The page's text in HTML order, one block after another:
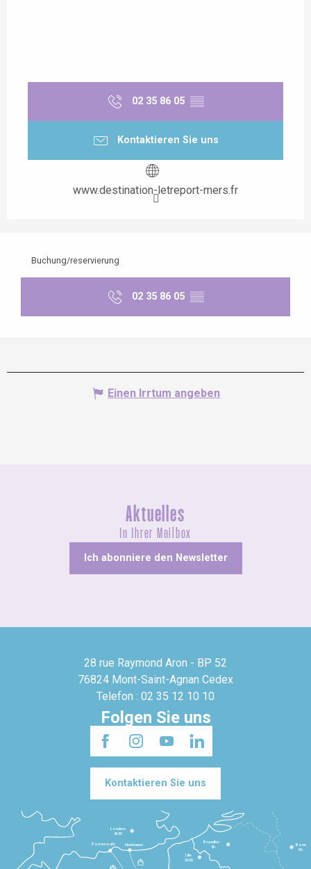
02 35 86 05 ▒▒
Kontaktieren Sie uns
www.destination-letreport-mers.fr
Buchung/reservierung
02 35 86 05 ▒▒
Einen Irrtum angeben
Aktuelles
In Ihrer Mailbox
Ich abonniere den Newsletter
28 rue Raymond Aron - BP 52
76824 Mont-Saint-Agnan Cedex
Telefon : 02 35 12 10 10
Folgen Sie uns
Kontaktieren Sie uns
Lille
2h30
Bruxelles
3h
Londres
3h30
Newhaven
Portsmouth
Bonn
5h